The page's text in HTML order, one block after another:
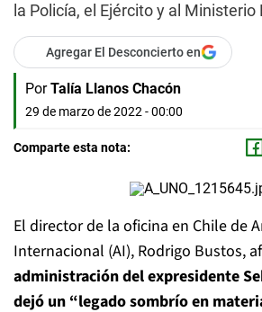
la Policía, el Ejército y al Ministerio
Agregar El Desconcierto en
Por Talía Llanos Chacón
29 de marzo de 2022 - 00:00
Comparte esta nota:
El director de la oficina en Chile de
Internacional (AI), Rodrigo Bustos,
administración del expresidente
dejó un “legado sombrío en